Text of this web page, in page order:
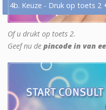
4b. Keuze - Druk op toets 2
Of u drukt op toets 2.
Geef nu de pincode in van